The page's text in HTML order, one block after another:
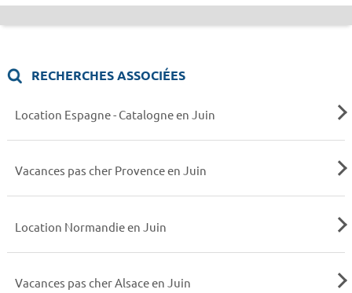
RECHERCHES ASSOCIÉES
Location Espagne - Catalogne en Juin
Vacances pas cher Provence en Juin
Location Normandie en Juin
Vacances pas cher Alsace en Juin